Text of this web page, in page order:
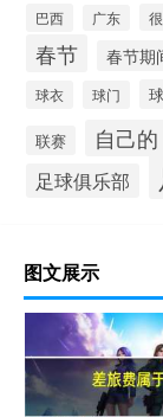
巴西 广东
春节 春节期
球衣 球门
联赛 自己的
足球俱乐部
图文展示